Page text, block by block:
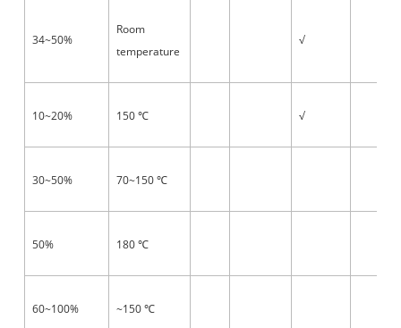
34~50%
Room
temperature
√
10~20% 150 ℃ √
30~50% 70~150 ℃
50% 180 ℃
60~100% ~150 ℃